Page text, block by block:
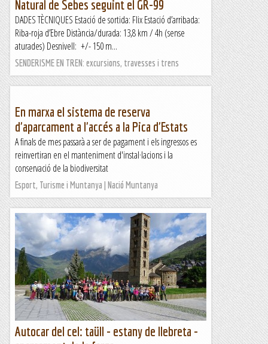
Natural de Sebes seguint el GR-99
DADES TÈCNIQUES Estació de sortida: Flix Estació d’arribada:
Riba-roja d’Ebre Distància/durada: 13,8 km / 4h (sense
aturades) Desnivell: +/- 150 m...
SENDERISME EN TREN: excursions, travesses i trens
En marxa el sistema de reserva
d'aparcament a l'accés a la Pica d'Estats
A finals de mes passarà a ser de pagament i els ingressos es
reinvertiran en el manteniment d'instal·lacions i la
conservació de la biodiversitat
Esport, Turisme i Muntanya | Nació Muntanya
Autocar del cel: taüll - estany de llebreta -